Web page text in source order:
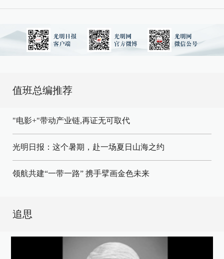
值班总编推荐
"电影+"带动产业链,再证无可取代
光明日报：这个暑期，赴一场夏日山海之约
领航共建“一带一路” 携手擘画金色未来
追思